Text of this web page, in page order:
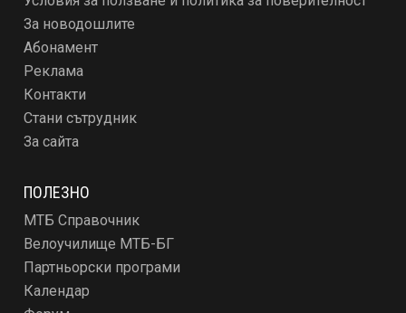
За новодошлите
Абонамент
Реклама
Контакти
Стани сътрудник
За сайта
ПОЛЕЗНО
МТБ Справочник
Велоучилище МТБ-БГ
Партньорски програми
Календар